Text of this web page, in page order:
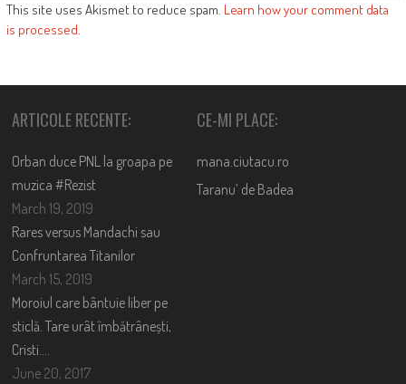
This site uses Akismet to reduce spam. Learn how your comment data
is processed.
ARTICOLE RECENTE:
Orban duce PNL la groapa pe
muzica #Rezist
March 19, 2019
Rares versus Mandachi sau
Confruntarea Titanilor
March 15, 2019
Moroiul care bântuie liber pe
sticlă. Tare urât îmbătrânești,
Cristi….
June 20, 2017
CE-MI PLACE:
mana.ciutacu.ro
Taranu’ de Badea